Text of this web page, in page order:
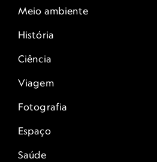
Meio ambiente
História
Ciência
Viagem
Fotografia
Espaço
Saúde